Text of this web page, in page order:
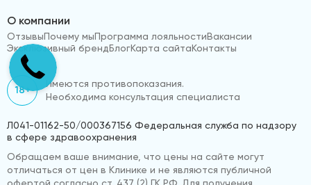
О компании
ОтзывыПочему мыПрограмма лояльностиВакансии
Эксклюзивный брендБлогКарта сайтаКонтакты
18+
Имеются противопоказания.
Необходима консультация специалиста
Л041-01162-50/000367156 Федеральная служба по надзору
в сфере здравоохранения
Обращаем ваше внимание, что цены на сайте могут
отличаться от цен в Клинике и не являются публичной
офертой согласно ст. 437 (2) ГК РФ. Для получения